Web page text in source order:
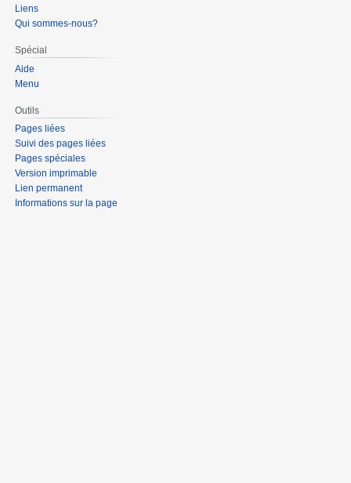
Liens
Qui sommes-nous?
Spécial
Aide
Menu
Outils
Pages liées
Suivi des pages liées
Pages spéciales
Version imprimable
Lien permanent
Informations sur la page